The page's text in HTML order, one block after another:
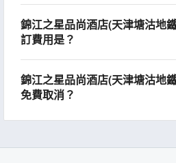
錦江之星品尚酒店(天津塘沽地
訂費用是？
錦江之星品尚酒店(天津塘沽地
免費取消？